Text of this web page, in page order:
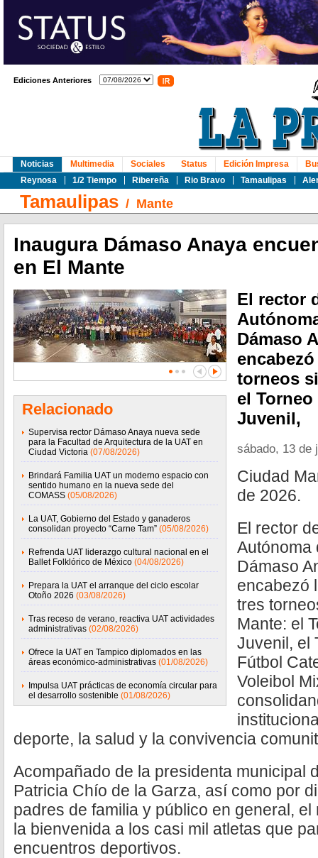
Ediciones Anteriores
Noticias
Reynosa
1/2 Tiempo Ribereña Rio Bravo Tamaulipas
Multimedia Sociales Status Edición Impresa
Tamaulipas / Mante
Inaugura Dámaso Anaya
en El Mante
Relacionado
Supervisa rector Dámaso Anaya nueva sede
para la Facultad de Arquitectura de la UAT en
Ciudad Victoria (07/08/2026)
Brindará Familia UAT un moderno espacio con
sentido humano en la nueva sede del
COMASS (05/08/2026)
La UAT, Gobierno del Estado y ganaderos
consolidan proyecto “Carne Tam” (05/08/2026)
Refrenda UAT liderazgo cultural nacional en el
Ballet Folklórico de México (04/08/2026)
Prepara la UAT el arranque del ciclo escolar
Otoño 2026 (03/08/2026)
Tras receso de verano, reactiva UAT actividades
administrativas (02/08/2026)
Ofrece la UAT en Tampico diplomados en las
áreas económico-administrativas (01/08/2026)
Impulsa UAT prácticas de economía circular para
el desarrollo sostenible (01/08/2026)
El rector
Dámaso
torneos
el
Juvenil,
sábado, 13 de
Ciudad
de 2026.
El rector
Autónoma
Dámaso
encabezó
tres
Mante: el
Juvenil, el
Fútbol
Voleibol
deporte, la salud y la convivencia
Acompañado de la presidenta municipal
Patricia Chío de la Garza, así como por
padres de familia y público en general,
la bienvenida a los casi mil atletas que
encuentros deportivos.